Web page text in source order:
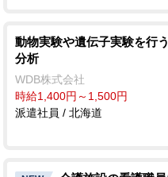
動物実験や遺伝子実験を行
分析
WDB株式会社
時給1,400円～1,500円
派遣社員 / 北海道